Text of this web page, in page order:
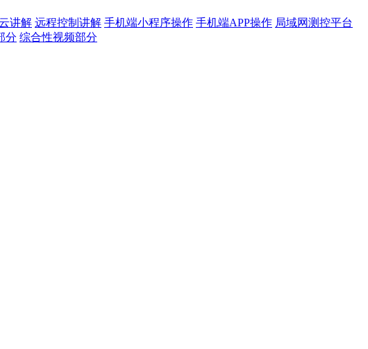
讲解 远程控制讲解 手机端小程序操作 手机端APP操作 局域网测控平台
分 综合性视频部分